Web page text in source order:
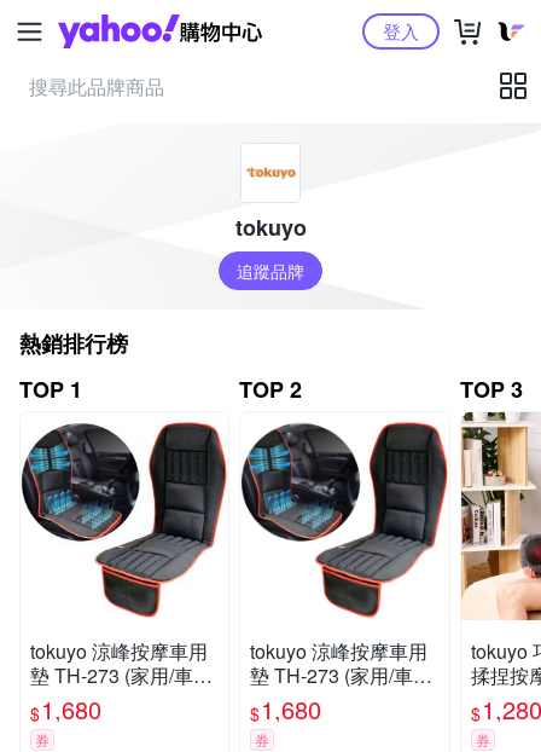
Yahoo購物中心登入
tokuyo
追蹤品牌
熱銷排行榜
TOP 1
tokuyo 涼峰按摩車用
墊 TH-273 (家用/車用/
電競)
$1,680
券
TOP 2
tokuyo 涼峰按摩車用
墊 TH-273 (家用/車用/
電競)
$1,680
券
TOP 3
tokuyo
揉捏按
$1,280
券